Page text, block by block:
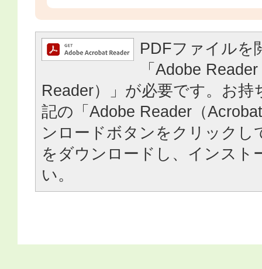
PDFファイルを
「Adobe
Reader）」が必要です。お持
記の「Adobe Reader（
ンロードボタンをクリックし
をダウンロードし、インスト
い。